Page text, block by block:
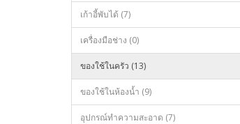
เก้าอี้พับได้ (7)
เครื่องมือช่าง (0)
ของใช้ในครัว (13)
ของใช้ในห้องน้ำ (9)
อุปกรณ์ทำความสะอาด (7)